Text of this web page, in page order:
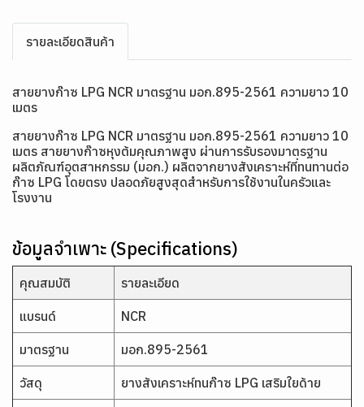
รายละเอียดสินค้า
สายยางก๊าซ LPG NCR มาตรฐาน มอก.895-2561 ความยาว 10
เมตร
สายยางก๊าซ LPG NCR มาตรฐาน มอก.895-2561 ความยาว 10
เมตร สายยางก๊าซหุงต้มคุณภาพสูง ผ่านการรับรองมาตรฐาน
ผลิตภัณฑ์อุตสาหกรรม (มอก.) ผลิตจากยางสังเคราะห์ที่ทนทานต่อ
ก๊าซ LPG โดยตรง ปลอดภัยสูงสุดสำหรับการใช้งานในครัวและ
โรงงาน
ข้อมูลจำเพาะ (Specifications)
คุณสมบัติ รายละเอียด
แบรนด์ NCR
มาตรฐาน มอก.895-2561
วัสดุ ยางสังเคราะห์ทนก๊าซ LPG เสริมใยด้าย